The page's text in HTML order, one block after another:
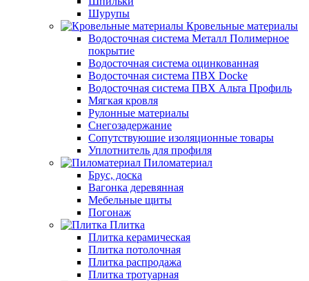
Шурупы
Кровельные материалы
Водосточная система Металл Полимерное
покрытие
Водосточная система оцинкованная
Водосточная система ПВХ Docke
Водосточная система ПВХ Альта Профиль
Мягкая кровля
Рулонные материалы
Снегозадержание
Сопутствуюшие изоляционные товары
Уплотнитель для профиля
Пиломатериал
Брус, доска
Вагонка деревянная
Мебельные щиты
Погонаж
Плитка
Плитка керамическая
Плитка потолочная
Плитка распродажа
Плитка тротуарная